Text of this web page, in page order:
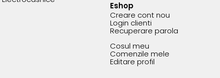
Eshop
Creare cont nou
Login clienti
Recuperare parola
Cosul meu
Comenzile mele
Editare profil